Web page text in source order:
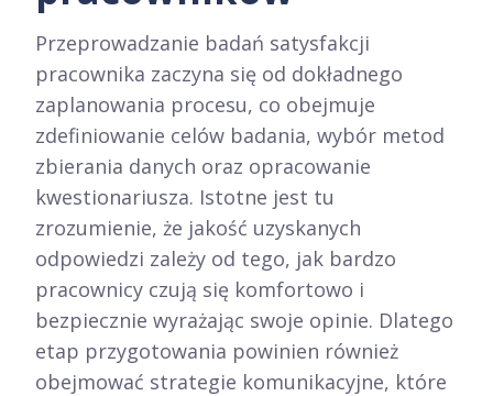
Przeprowadzanie badań satysfakcji
pracownika zaczyna się od dokładnego
zaplanowania procesu, co obejmuje
zdefiniowanie celów badania, wybór metod
zbierania danych oraz opracowanie
kwestionariusza. Istotne jest tu
zrozumienie, że jakość uzyskanych
odpowiedzi zależy od tego, jak bardzo
pracownicy czują się komfortowo i
bezpiecznie wyrażając swoje opinie. Dlatego
etap przygotowania powinien również
obejmować strategie komunikacyjne, które